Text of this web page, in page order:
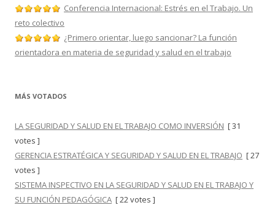
Conferencia Internacional: Estrés en el Trabajo. Un
reto colectivo
¿Primero orientar, luego sancionar? La función
orientadora en materia de seguridad y salud en el trabajo
MÁS VOTADOS
LA SEGURIDAD Y SALUD EN EL TRABAJO COMO INVERSIÓN [ 31
votes ]
GERENCIA ESTRATÉGICA Y SEGURIDAD Y SALUD EN EL TRABAJO [ 27
votes ]
SISTEMA INSPECTIVO EN LA SEGURIDAD Y SALUD EN EL TRABAJO Y
SU FUNCIÓN PEDAGÓGICA [ 22 votes ]